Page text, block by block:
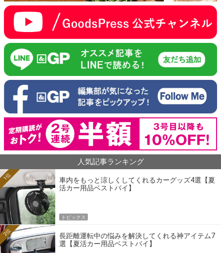
人気記事ランキング
車内をもっと涼しくしてくれるカーグッズ4選【夏
活カー用品ベストバイ】
1位
トピックス
長距離運転中の悩みを解決してくれる神アイテム7
選【夏活カー用品ベストバイ】
2位